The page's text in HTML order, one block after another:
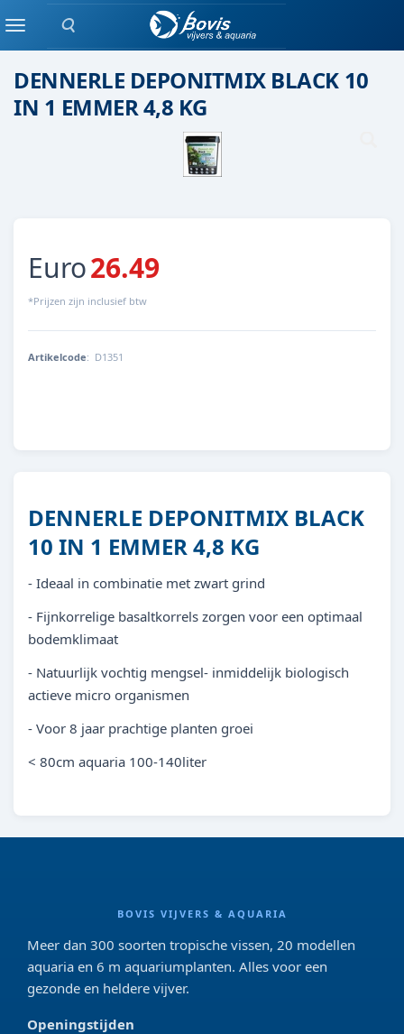
Zoeken
MenuVoedingsbodem
DENNERLE DEPONITMIX BLACK 10
IN 1 EMMER 4,8 KG
Euro26.49
*Prijzen zijn inclusief btw
Artikelcode: D1351
DENNERLE DEPONITMIX BLACK
10 IN 1 EMMER 4,8 KG
- Ideaal in combinatie met zwart grind
- Fijnkorrelige basaltkorrels zorgen voor een optimaal
bodemklimaat
- Natuurlijk vochtig mengsel- inmiddelijk biologisch
actieve micro organismen
- Voor 8 jaar prachtige planten groei
< 80cm aquaria 100-140liter
BOVIS VIJVERS & AQUARIA
Meer dan 300 soorten tropische vissen, 20 modellen
aquaria en 6 m aquariumplanten. Alles voor een
gezonde en heldere vijver.
Openingstijden